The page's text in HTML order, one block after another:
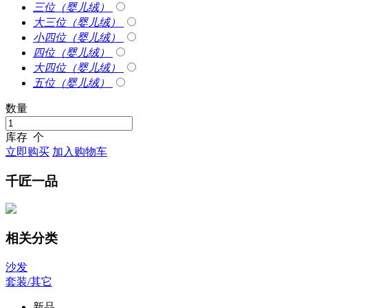
三位（婴儿绒）
大三位（婴儿绒）
小四位（婴儿绒）
四位（婴儿绒）
大四位（婴儿绒）
五位（婴儿绒）
数量
库存 个
立即购买 加入购物车
千匠一品
相关分类
沙发
套装/其它